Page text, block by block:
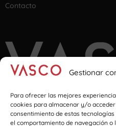
Gestionar
Para ofrecer las mejores
cookies para almacenar y/o
consentimiento de estas
el comportamiento de navegación o
Contacto